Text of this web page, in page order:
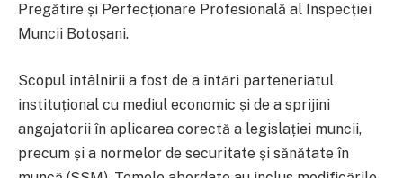
Pregătire și Perfecționare Profesională al Inspecției
Muncii Botoșani.
Scopul întâlnirii a fost de a întări parteneriatul
instituțional cu mediul economic și de a sprijini
angajatorii în aplicarea corectă a legislației muncii,
precum și a normelor de securitate și sănătate în